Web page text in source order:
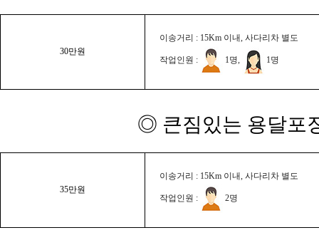
30만원
이송거리 : 15Km 이내, 사다리차 별도
작업인원 : 1명, 1명
◎ 큰짐있는 용달포
35만원
이송거리 : 15Km 이내, 사다리차 별도
작업인원 : 2명